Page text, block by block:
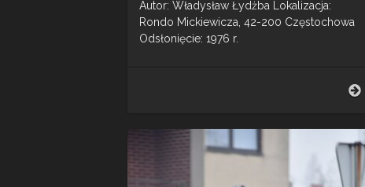
Autor: Władysław Łydżba Lokalizacja:
Rondo Mickiewicza, 42-200 Częstochowa
Odsłonięcie: 1976 r.